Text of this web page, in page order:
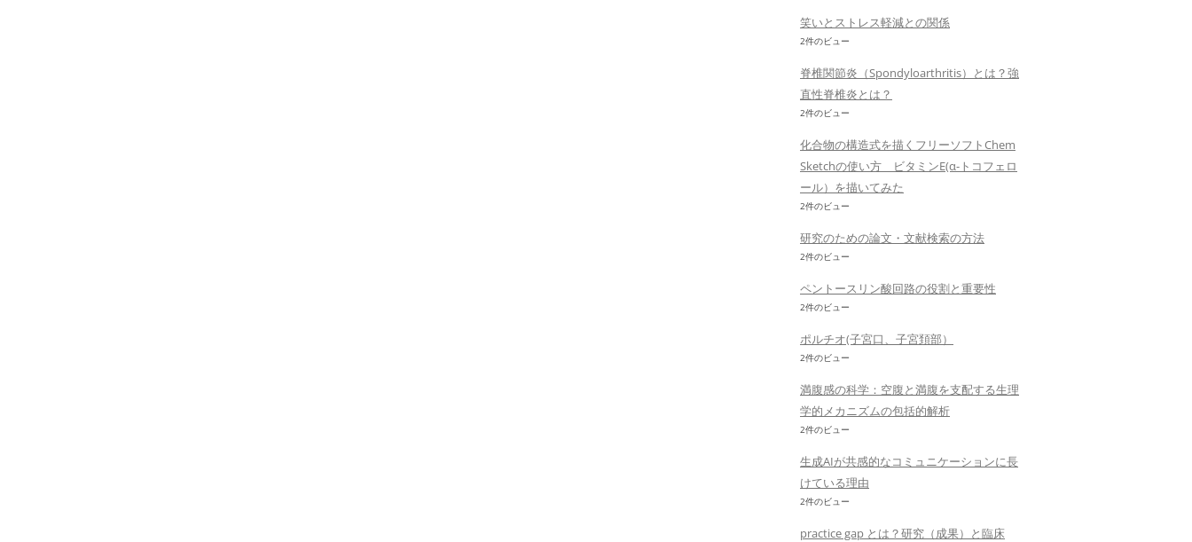
笑いとストレス軽減との関係
2件のビュー
脊椎関節炎（Spondyloarthritis）とは？強
直性脊椎炎とは？
2件のビュー
化合物の構造式を描くフリーソフトChem
Sketchの使い方 ビタミンE(α-トコフェロ
ール）を描いてみた
2件のビュー
研究のための論文・文献検索の方法
2件のビュー
ペントースリン酸回路の役割と重要性
2件のビュー
ポルチオ(子宮口、子宮頚部）
2件のビュー
満腹感の科学：空腹と満腹を支配する生理
学的メカニズムの包括的解析
2件のビュー
生成AIが共感的なコミュニケーションに長
けている理由
2件のビュー
practice gap とは？研究（成果）と臨床